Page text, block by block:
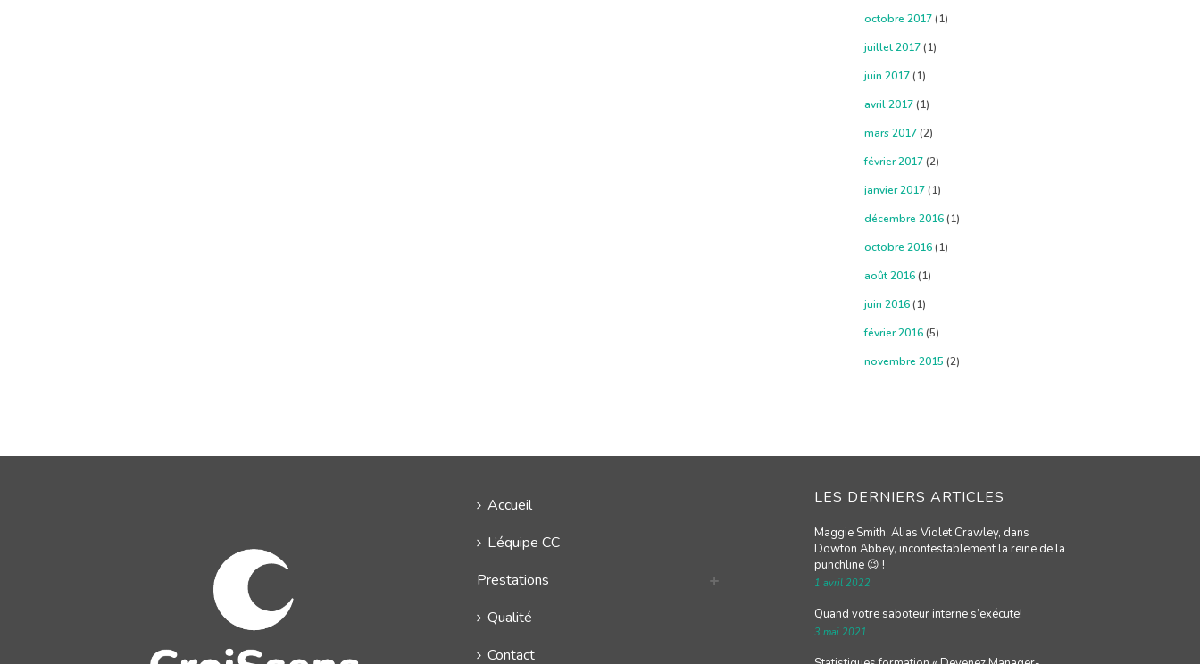
octobre 2017(1)
juillet 2017(1)
juin 2017(1)
avril 2017(1)
mars 2017(2)
février 2017(2)
janvier 2017(1)
décembre 2016(1)
octobre 2016(1)
août 2016(1)
juin 2016(1)
février 2016(5)
novembre 2015 (2)
Accueil
L’équipe CC
Prestations
Qualité
Contact
LES DERNIERS ARTICLES
Maggie Smith, Alias Violet Crawley, dans
Dowton Abbey, incontestablement la reine de la
punchline 😉 !
1 avril 2022
Quand votre saboteur interne s’exécute!
3 mai 2021